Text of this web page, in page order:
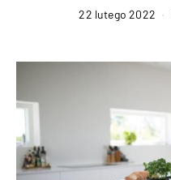
22 lutego 2022